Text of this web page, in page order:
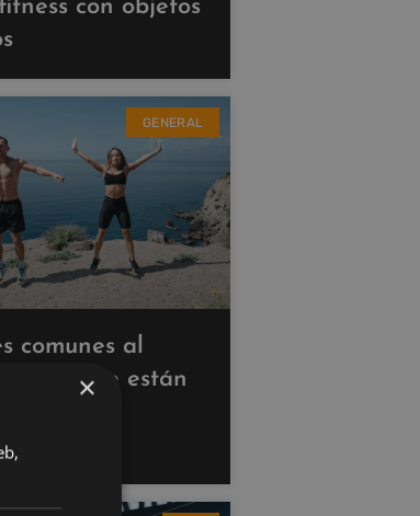
con objetos
GENERAL
comunes al
cardio que están
×